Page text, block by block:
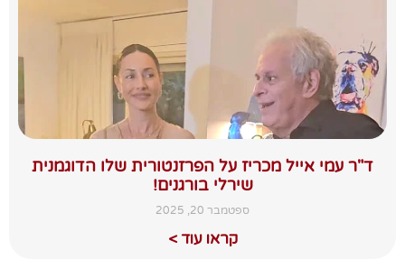
ד"ר עמי אייל מכריז על הפרזנטורית שלו הדוגמנית
שירלי בורגנים!
ספטמבר 20, 2025
קראו עוד >